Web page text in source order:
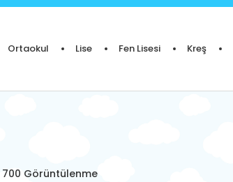
Ortaokul Lise Fen Lisesi Kreş
700 Görüntülenme